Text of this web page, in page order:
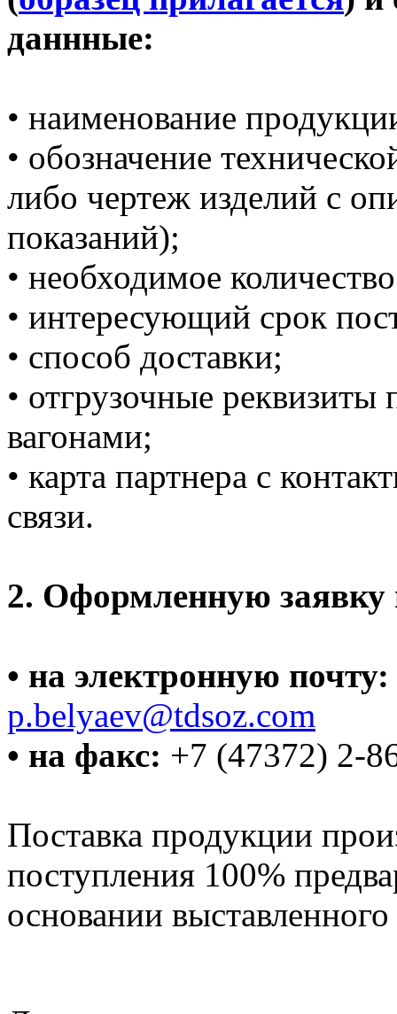
даннные:
• наименование
• обозначение
либо чертеж изделий с
показаний);
• необходимое
• интересующий срок
• способ доставки;
• отгрузочные реквизиты
вагонами;
• карта партнера с
связи.
2. Оформленную заявку
• на электронную почту:
p.belyaev@tdsoz.com
• на факс: +7 (47372) 2-
Поставка продукции
поступления 100%
основании выставленного